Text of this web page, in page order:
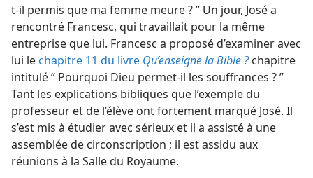
t-​il permis que ma femme meure ? ” Un jour, José a
rencontré Francesc, qui travaillait pour la même
entreprise que lui. Francesc a proposé d’examiner avec
lui le chapitre 11 du livre Qu’enseigne la Bible ?chapitre
intitulé “ Pourquoi Dieu permet-​il les souffrances ? ”
Tant les explications bibliques que l’exemple du
professeur et de l’élève ont fortement marqué José. Il
s’est mis à étudier avec sérieux et il a assisté à une
assemblée de circonscription ; il est assidu aux
réunions à la Salle du Royaume.